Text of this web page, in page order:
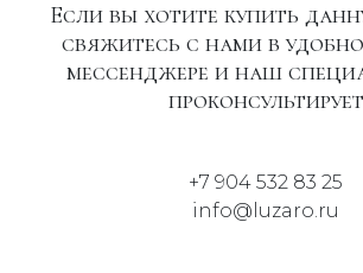
Если вы хотите купить
свяжитесь с нами в
мессенджере и наш
проконсультирует
+7 904 532 83 25
info@luzaro.ru